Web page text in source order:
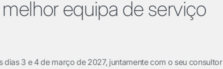
equipa de serviço
3 e 4 de março de 2027, juntamente com o seu consultor